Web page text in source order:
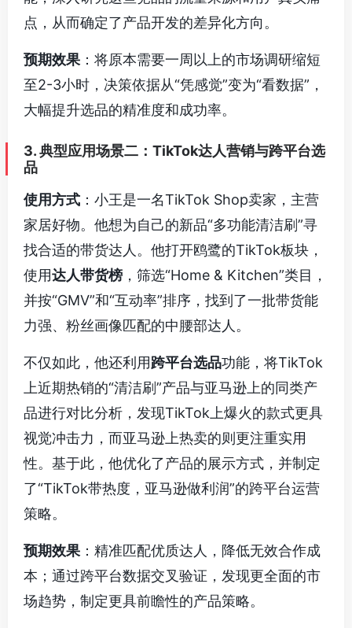
点，从而确定了产品开发的差异化方向。
预期效果 ：将原本需要一周以上的市场调研缩短
至2-3小时，决策依据从“凭感觉”变为“看数据”，
大幅提升选品的精准度和成功率。
3. 典型应用场景二：TikTok达人营销与跨平台选
品
使用方式 ：小王是一名TikTok Shop卖家，主营
家居好物。他想为自己的新品“多功能清洁刷”寻
找合适的带货达人。他打开鸥鹭的TikTok板块，
使用达人带货榜 ，筛选“Home & Kitchen”类目，
并按“GMV”和“互动率”排序，找到了一批带货能
力强、粉丝画像匹配的中腰部达人。
不仅如此，他还利用跨平台选品功能，将TikTok
上近期热销的“清洁刷”产品与亚马逊上的同类产
品进行对比分析，发现TikTok上爆火的款式更具
视觉冲击力，而亚马逊上热卖的则更注重实用
性。基于此，他优化了产品的展示方式，并制定
了“TikTok带热度，亚马逊做利润”的跨平台运营
策略。
预期效果 ：精准匹配优质达人，降低无效合作成
本；通过跨平台数据交叉验证，发现更全面的市
场趋势，制定更具前瞻性的产品策略。